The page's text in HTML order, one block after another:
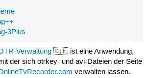
3Plus
Verwaltung 🇩🇪 ist eine Anwendung,
der sich otrkey- und avi-Dateien der Seite
verwalten lassen.